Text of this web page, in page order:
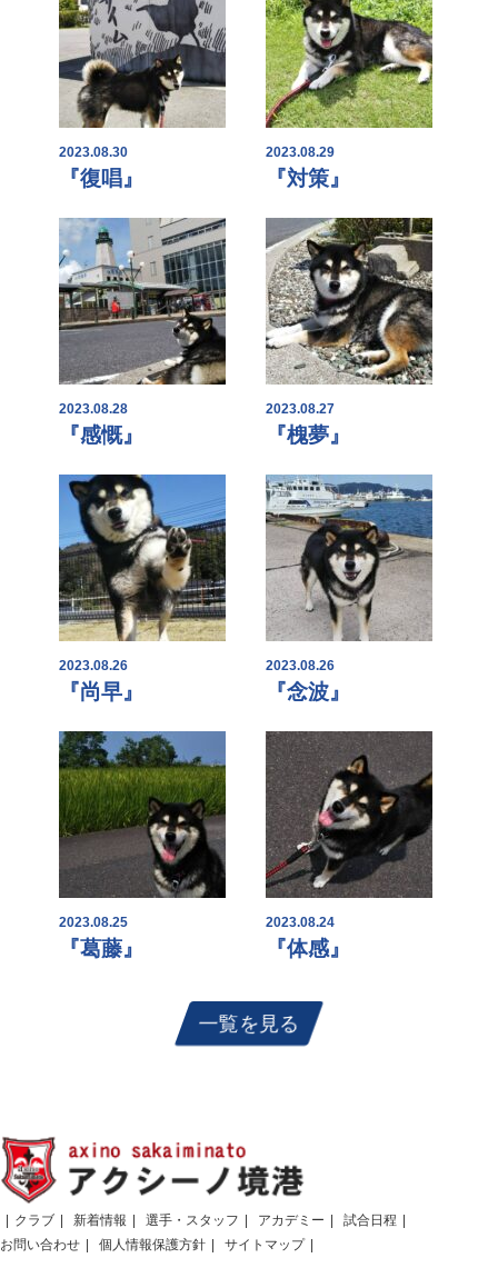
2023.08.30
『復唱』
2023.08.29
『対策』
2023.08.28
『感慨』
2023.08.27
『槐夢』
2023.08.26
『尚早』
2023.08.26
『念波』
2023.08.25
『葛藤』
2023.08.24
『体感』
一覧を見る
クラブ 新着情報 選手・スタッフ アカデミー
試合日程
お問い合わせ
個人情報保護方針 サイトマップ